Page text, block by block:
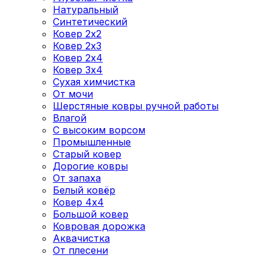
Натуральный
Синтетический
Ковер 2x2
Ковер 2х3
Ковер 2x4
Ковер 3x4
Сухая химчистка
От мочи
Шерстяные ковры ручной работы
Влагой
С высоким ворсом
Промышленные
Старый ковер
Дорогие ковры
От запаха
Белый ковёр
Ковер 4x4
Большой ковер
Ковровая дорожка
Аквачистка
От плесени